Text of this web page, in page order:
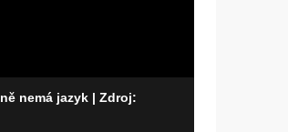
nemá jazyk | Zdroj: